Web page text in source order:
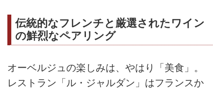
伝統的なフレンチと厳選されたワイン
の鮮烈なペアリング
オーベルジュの楽しみは、やはり「美食」。
レストラン「ル・ジャルダン」はフランスか